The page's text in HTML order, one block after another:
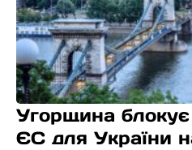
Угорщина
ЄС для України